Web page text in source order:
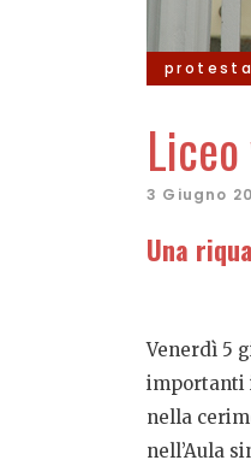
3 Giugno
Una
Venerdì 5
importanti
nella
nell’Aula